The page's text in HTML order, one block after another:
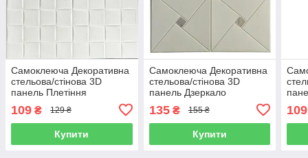
Самоклеюча Декоративна
стельова/стінова 3D
панель Плетіння
109 ₴ 129 ₴
Купити
Самоклеюча Декоративна
стельова/стінова 3D
панель Дзеркало
135₴ 155 ₴
Купити
109